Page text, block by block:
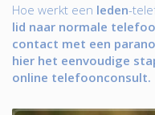
Hoe werkt een leden-
lid naar normale
contact met een
hier het eenvoudige
online telefoonconsult.